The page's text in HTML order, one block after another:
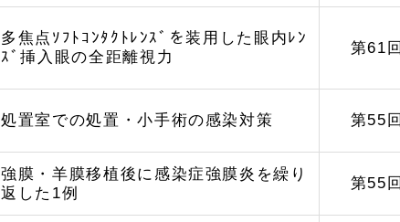
多焦点ｿﾌﾄｺﾝﾀｸﾄﾚﾝｽﾞを装用した眼内ﾚﾝ
ｽﾞ挿入眼の全距離視力
第61回
処置室での処置・小手術の感染対策 第55回
強膜・羊膜移植後に感染症強膜炎を繰り
返した1例
第55回